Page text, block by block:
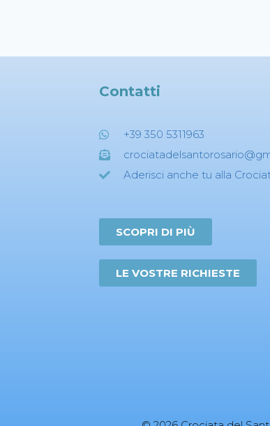
Contatti
+39 350 5311963
Aderisci anche tu alla
SCOPRI DI PIÙ
LE VOSTRE RICHIESTE